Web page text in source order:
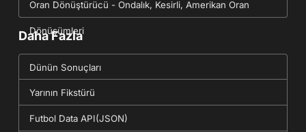
Oran Dönüştürücü - Ondalık, Kesirli, Amerikan Oran
Dönüşümleri
Daha Fazla
Dünün Sonuçları
Yarının Fikstürü
Futbol Data API(JSON)